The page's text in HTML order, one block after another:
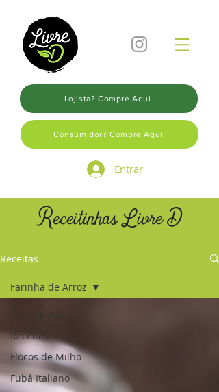
Lojista? Compre Aqui
Consumidor? Compre Aqui
Entrar
Receitinhas Livre D
Receitas
Todos posts
Receitas
Flocos de Milho
Fubá Italiano
Farinha de Arroz